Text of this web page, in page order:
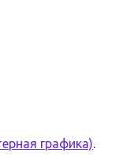
графика).